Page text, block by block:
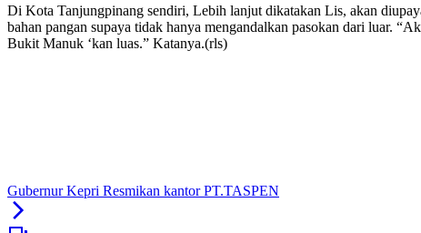
Di Kota Tanjungpinang sendiri, Lebih lanjut dikatakan Lis, akan
bahan pangan supaya tidak hanya mengandalkan pasokan dari luar.
Bukit Manuk ‘kan luas.” Katanya.(rls)
Gubernur Kepri Resmikan kantor PT.TASPEN